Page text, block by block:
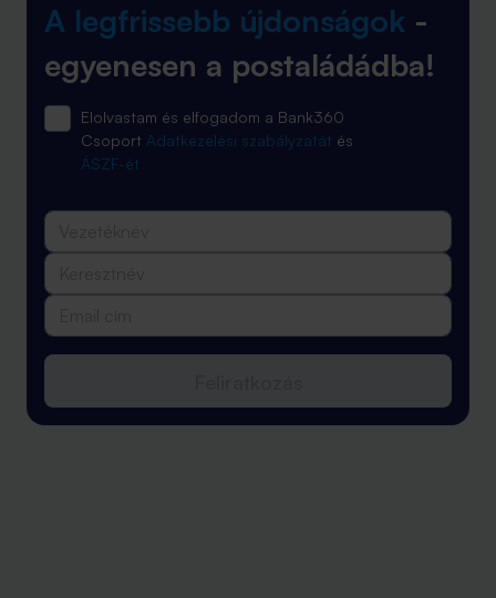
A legfrissebb újdonságok -
egyenesen a postaládádba!
Elolvastam és elfogadom a Bank360
Csoport Adatkezelési szabályzatát és
ÁSZF-ét